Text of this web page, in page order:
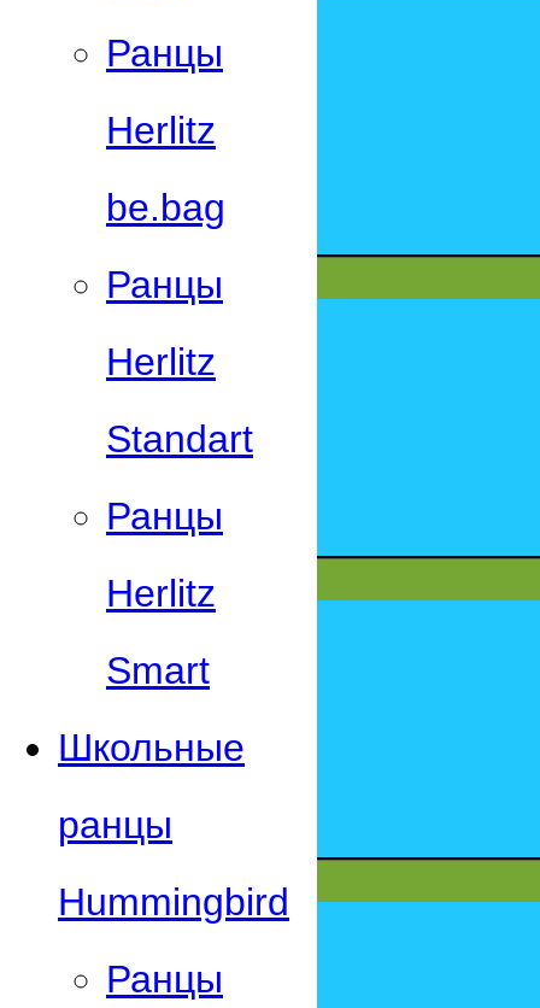
Ранцы
Herlitz
be.bag
Ранцы
Herlitz
Standart
Ранцы
Herlitz
Smart
Школьные
ранцы
Hummingbird
Ранцы